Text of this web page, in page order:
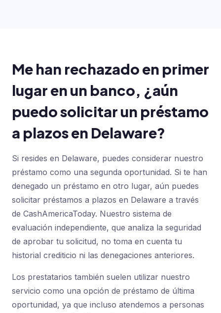
Me han rechazado en primer
lugar en un banco, ¿aún
puedo solicitar un préstamo
a plazos en Delaware?
Si resides en Delaware, puedes considerar nuestro
préstamo como una segunda oportunidad. Si te han
denegado un préstamo en otro lugar, aún puedes
solicitar préstamos a plazos en Delaware a través
de CashAmericaToday. Nuestro sistema de
evaluación independiente, que analiza la seguridad
de aprobar tu solicitud, no toma en cuenta tu
historial crediticio ni las denegaciones anteriores.
Los prestatarios también suelen utilizar nuestro
servicio como una opción de préstamo de última
oportunidad, ya que incluso atendemos a personas